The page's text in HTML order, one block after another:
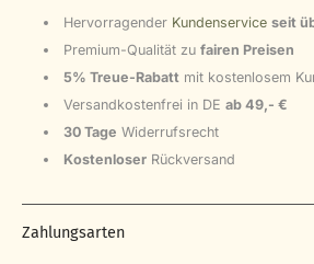
Hervorragender Kundenservice seit
Premium-Qualität zu fairen Preisen
5% Treue-Rabattmit kostenlosem
Versandkostenfrei in DE ab 49,- €
30 Tage Widerrufsrecht
KostenloserRückversand
Zahlungsarten